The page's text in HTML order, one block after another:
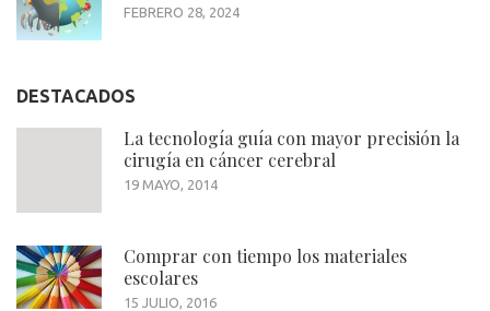
FEBRERO 28, 2024
DESTACADOS
La tecnología guía con mayor precisión la
cirugía en cáncer cerebral
19 MAYO, 2014
Comprar con tiempo los materiales
escolares
15 JULIO, 2016